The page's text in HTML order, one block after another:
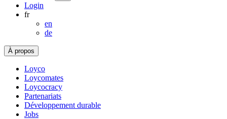
Login
fr
en
de
À propos
Loyco
Loycomates
Loycocracy
Partenariats
Développement durable
Jobs